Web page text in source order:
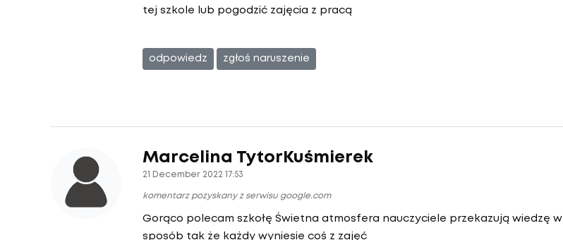
tej szkole lub pogodzić zajęcia z pracą
odpowiedz zgłoś naruszenie
Marcelina TytorKuśmierek
21 December 2022 17:53
komentarz pozyskany z serwisu google.com
Gorąco polecam szkołę Świetna atmosfera nauczyciele przekazują wiedzę w
sposób tak że każdy wyniesie coś z zajęć